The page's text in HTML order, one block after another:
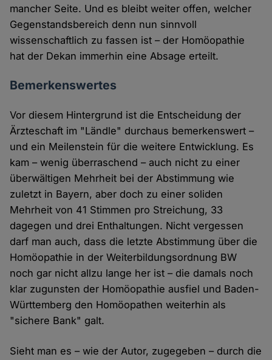
mancher Seite. Und es bleibt weiter offen, welcher
Gegenstandsbereich denn nun sinnvoll
wissenschaftlich zu fassen ist – der Homöopathie
hat der Dekan immerhin eine Absage erteilt.
Bemerkenswertes
Vor diesem Hintergrund ist die Entscheidung der
Ärzteschaft im "Ländle" durchaus bemerkenswert –
und ein Meilenstein für die weitere Entwicklung. Es
kam – wenig überraschend – auch nicht zu einer
überwältigen Mehrheit bei der Abstimmung wie
zuletzt in Bayern, aber doch zu einer soliden
Mehrheit von 41 Stimmen pro Streichung, 33
dagegen und drei Enthaltungen. Nicht vergessen
darf man auch, dass die letzte Abstimmung über die
Homöopathie in der Weiterbildungsordnung BW
noch gar nicht allzu lange her ist – die damals noch
klar zugunsten der Homöopathie ausfiel und Baden-
Württemberg den Homöopathen weiterhin als
"sichere Bank" galt.
Sieht man es – wie der Autor, zugegeben – durch die